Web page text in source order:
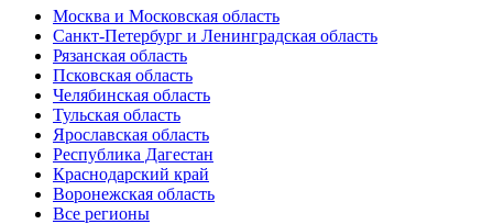
Москва и Московская область
Санкт-Петербург и Ленинградская область
Рязанская область
Псковская область
Челябинская область
Тульская область
Ярославская область
Республика Дагестан
Краснодарский край
Воронежская область
Все регионы